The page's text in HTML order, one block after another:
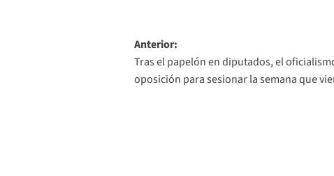
Navegación
de
entradas
Anterior:
Tras el papelón en diputados, el
oposición para sesionar la semana que